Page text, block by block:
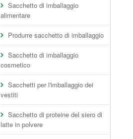
Sacchetto di imballaggio
alimentare
Produrre sacchetto di imballaggio
Sacchetto di imballaggio
cosmetico
Sacchetti per l'imballaggio dei
vestiti
Sacchetto di proteine del siero di
latte in polvere